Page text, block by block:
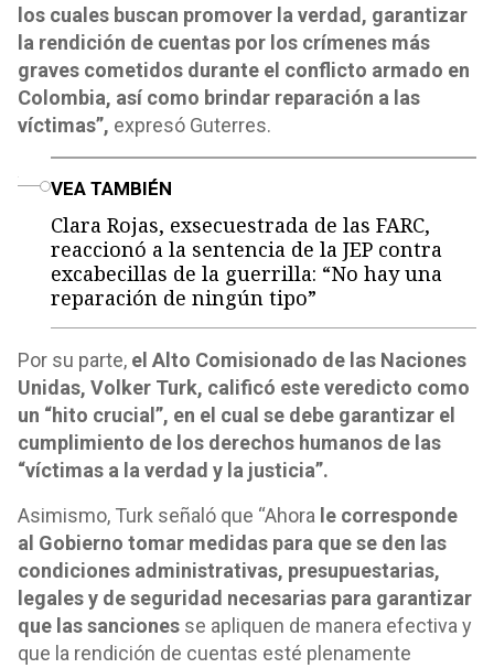
los cuales buscan promover la verdad, garantizar
la rendición de cuentas por los crímenes más
graves cometidos durante el conflicto armado en
Colombia, así como brindar reparación a las
víctimas”, expresó Guterres.
VEA TAMBIÉN
Clara Rojas, exsecuestrada de las FARC,
reaccionó a la sentencia de la JEP contra
excabecillas de la guerrilla: “No hay una
reparación de ningún tipo”
Por su parte, el Alto Comisionado de las Naciones
Unidas, Volker Turk, calificó este veredicto como
un “hito crucial”, en el cual se debe garantizar el
cumplimiento de los derechos humanos de las
“víctimas a la verdad y la justicia”.
Asimismo, Turk señaló que “Ahora le corresponde
al Gobierno tomar medidas para que se den las
condiciones administrativas, presupuestarias,
legales y de seguridad necesarias para garantizar
que las sanciones se apliquen de manera efectiva y
que la rendición de cuentas esté plenamente